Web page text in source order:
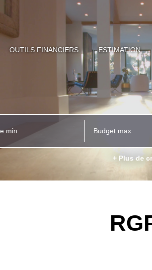
OUTILS FINANCIERS ESTIMATION
+ Plus de